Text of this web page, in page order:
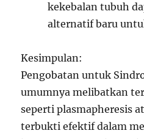
kekebalan tubuh
alternatif baru
Kesimpulan:
Pengobatan untuk
umumnya melibatkan
seperti plasmapheresis
terbukti efektif dalam